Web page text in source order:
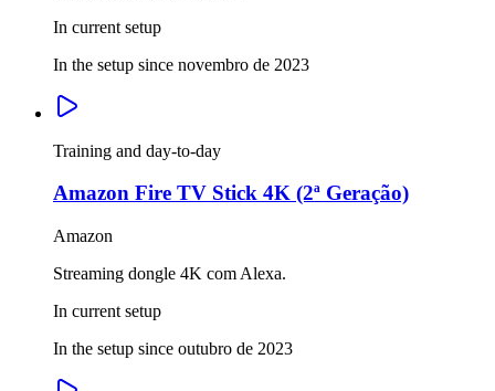
In current setup
In the setup since novembro de 2023
Training and day-to-day
Amazon Fire TV Stick 4K (2ª Geração)
Amazon
Streaming dongle 4K com Alexa.
In current setup
In the setup since outubro de 2023